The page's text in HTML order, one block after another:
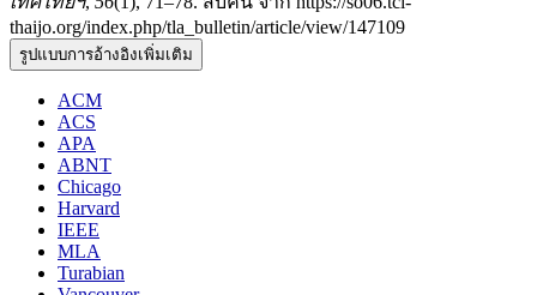
thaijo.org/index.php/tla_bulletin/article/view/147109
รูปแบบการอ้างอิงเพิ่มเติม
ACM
ACS
APA
ABNT
Chicago
Harvard
IEEE
MLA
Turabian